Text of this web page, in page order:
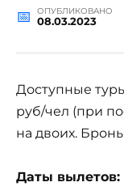
ОПУБЛИКОВАНО
08.03.2023
Доступные
руб/чел (при
на двоих.
Даты вылетов: